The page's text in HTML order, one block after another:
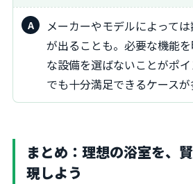
メーカーやモデルによっては数十万円単位で差
が出ることも。必要な機能
な設備を選ばないことがポ
でも十分満足できるケースが
まとめ：理想の浴室を、
現しよう